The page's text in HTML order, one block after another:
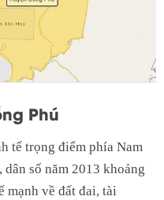
Phú
tế trọng điểm phía Nam
số năm 2013 khoảng
mạnh về đất đai, tài